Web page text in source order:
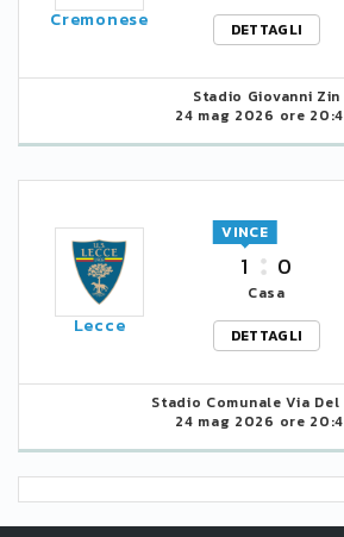
Cremonese
DETTAGLI
Stadio Giovanni Zin
24 mag 2026 ore
Lecce
1
VINCE
0
Casa
DETTAGLI
Stadio Comunale Via Del
24 mag 2026 ore